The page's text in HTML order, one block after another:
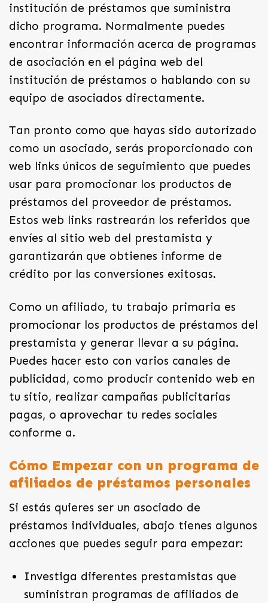
institución de préstamos que suministra
dicho programa. Normalmente puedes
encontrar información acerca de programas
de asociación en el página web del
institución de préstamos o hablando con su
equipo de asociados directamente.
Tan pronto como que hayas sido autorizado
como un asociado, serás proporcionado con
web links únicos de seguimiento que puedes
usar para promocionar los productos de
préstamos del proveedor de préstamos.
Estos web links rastrearán los referidos que
envíes al sitio web del prestamista y
garantizarán que obtienes informe de
crédito por las conversiones exitosas.
Como un afiliado, tu trabajo primaria es
promocionar los productos de préstamos del
prestamista y generar llevar a su página.
Puedes hacer esto con varios canales de
publicidad, como producir contenido web en
tu sitio, realizar campañas publicitarias
pagas, o aprovechar tu redes sociales
conforme a.
Cómo Empezar con un programa de
afiliados de préstamos personales
Si estás quieres ser un asociado de
préstamos individuales, abajo tienes algunos
acciones que puedes seguir para empezar:
Investiga diferentes prestamistas que
suministran programas de afiliados de